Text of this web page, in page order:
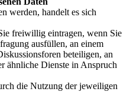
werden, handelt es sich
freiwillig eintragen, wenn Sie
ausfüllen, an einem
beteiligen, an
ähnliche Dienste in Anspruch
die Nutzung der jeweiligen